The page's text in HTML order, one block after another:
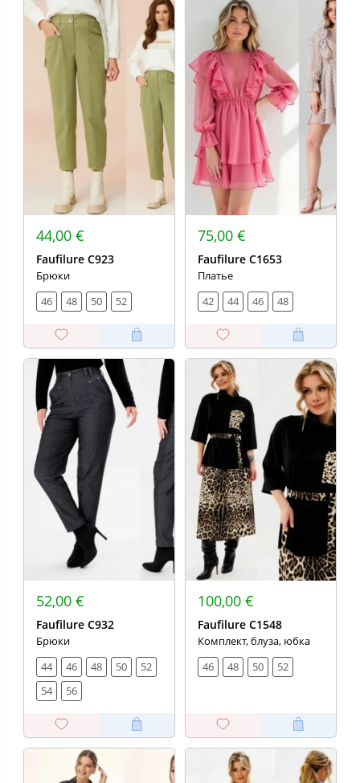
44,00 €
Faufilure C923
Брюки
46
48 50 52
75,00 €
Faufilure C1653
Платье
42
44 46 48
52,00 €
Faufilure C932
Брюки
44
46 48 50
52
54
56
100,00 €
Faufilure C1548
Комплект, блуза, юбка
46
48 50 52